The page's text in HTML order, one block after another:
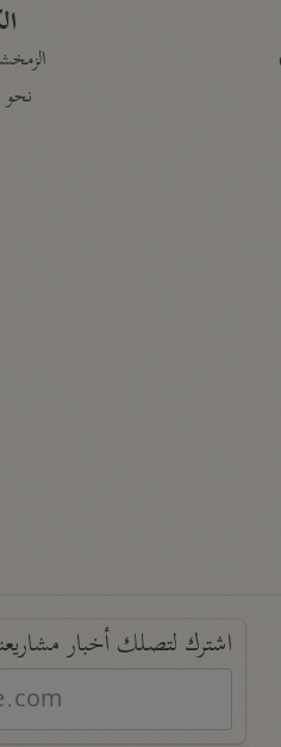
نحو ٨ مجلدات
اشترك لتصلك أخبار